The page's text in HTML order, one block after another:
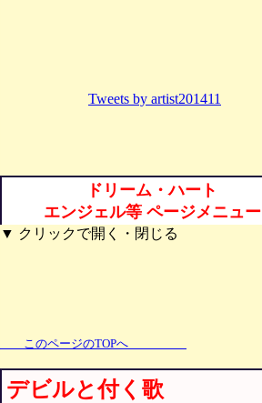
Tweets by artist201411
ドリーム・ハート
エンジェル等 ページメニュー
▼ クリックで開く・閉じる
このページのTOPへ
デビルと付く歌